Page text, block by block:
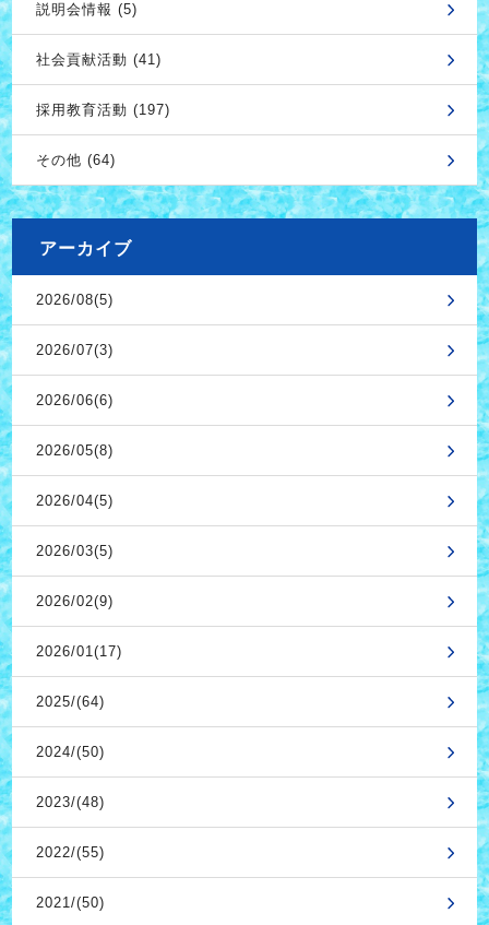
説明会情報 (5)
社会貢献活動 (41)
採用教育活動 (197)
その他 (64)
アーカイブ
2026/08(5)
2026/07(3)
2026/06(6)
2026/05(8)
2026/04(5)
2026/03(5)
2026/02(9)
2026/01(17)
2025/(64)
2024/(50)
2023/(48)
2022/(55)
2021/(50)